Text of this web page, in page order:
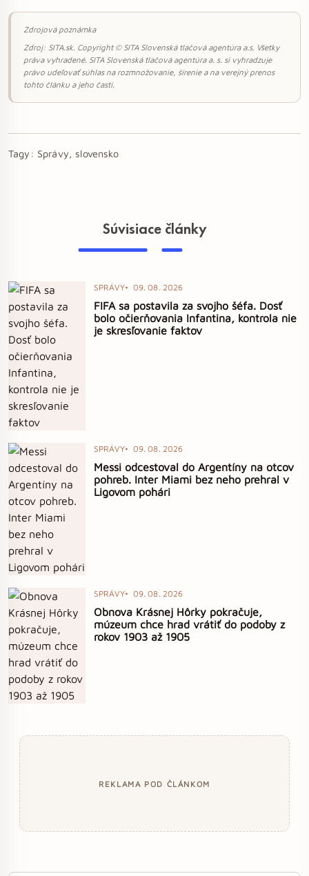
Zdrojová poznámka
Zdroj: SITA.sk. Copyright © SITA Slovenská tlačová agentúra a.s. Všetky
práva vyhradené. SITA Slovenská tlačová agentúra a. s. si vyhradzuje
právo udeľovať súhlas na rozmnožovanie, šírenie a na verejný prenos
tohto článku a jeho častí.
Tagy: Správy, slovensko
Súvisiace články
SPRÁVY 09. 08. 2026
FIFA sa postavila za svojho šéfa. Dosť
bolo očierňovania Infantina, kontrola nie
je skresľovanie faktov
SPRÁVY 09. 08. 2026
Messi odcestoval do Argentíny na otcov
pohreb. Inter Miami bez neho prehral v
Ligovom pohári
SPRÁVY 09. 08. 2026
Obnova Krásnej Hôrky pokračuje,
múzeum chce hrad vrátiť do podoby z
rokov 1903 až 1905
REKLAMA POD ČLÁNKOM